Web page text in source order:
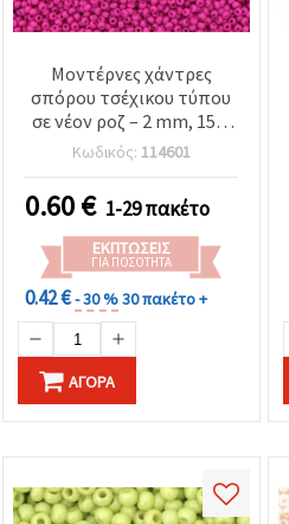
Μοντέρνες χάντρες
σπόρου τσέχικου τύπου
σε νέον ροζ – 2 mm, 15 g
(~2050 τμχ), ιδανικές για
πολύχρωμα βραχιόλια,
καλοκαιρινά κοσμήματα
& αξεσουάρ πάρτι
χειροτεχνίας
Κωδικός: 114601
0.60€ 1-29 πακέτο
ΕΚΠΤΏΣΕΙΣ
ΓΙΑ ΠΟΣΌΤΗΤΑ
0.42 €- 30 %30 πακέτο +
ΑΓΟΡΆ